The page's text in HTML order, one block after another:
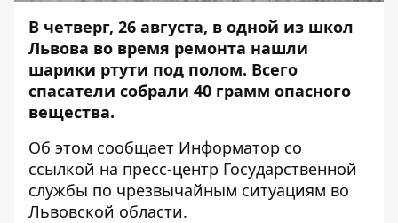
В четверг, 26 августа, в одной из школ
Львова во время ремонта нашли
шарики ртути под полом. Всего
спасатели собрали 40 грамм опасного
вещества.
Об этом сообщает Информатор со
ссылкой на пресс-центр Государственной
службы по чрезвычайным ситуациям во
Львовской области.